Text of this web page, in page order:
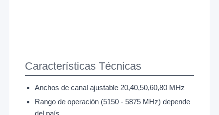
Características Técnicas
Anchos de canal ajustable 20,40,50,60,80 MHz
Rango de operación (5150 - 5875 MHz) depende
del país